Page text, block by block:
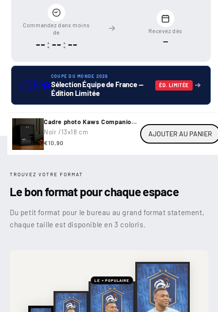
Commandez dans moins
de
--: --: --
Recevez dès
—
🇫🇷⚽
COUPE DU MONDE 2026
Sélection Équipe de France —
Édition Limitée
ÉD. LIMITÉE
Cadre photo Kaws Companion
noir
Noir /13x18 cm
Prix
€10,90
AJOUTER AU PANIER
TROUVEZ VOTRE FORMAT
Le bon format pour chaque espace
Du petit format pour le bureau au grand format statement,
chaque taille est disponible en 3 coloris.
LE + POPULAIRE